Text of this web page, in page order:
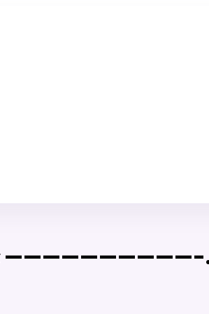
இலவச திருமண சேவை! வாட்ஸப் எண்: